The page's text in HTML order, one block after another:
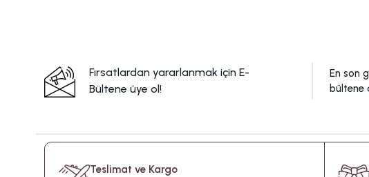
Fırsatlardan yararlanmak için E-
Bültene üye ol!
En son
bültene
Teslimat ve Kargo